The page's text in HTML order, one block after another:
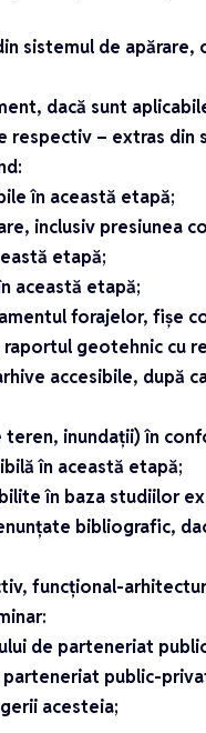
sistemul de apărare,
dacă sunt
– extras din
în această etapă;
inclusiv presiunea
etapă;
această etapă;
forajelor, fișe
geotehnic cu
accesibile, după
teren, inundații) în
în această etapă;
în baza studiilor
bibliografic,
funcțional-
de parteneriat
public-
acesteia;